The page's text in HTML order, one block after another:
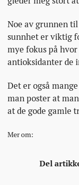
Noe av grunnen
sunnhet er viktig
mye fokus på
antioksidanter de
Det er også
man poster at
at de gode gamle
Mer om:
Del